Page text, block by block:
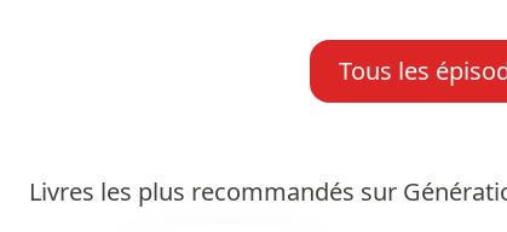
Tous les
Livres les plus recommandés sur